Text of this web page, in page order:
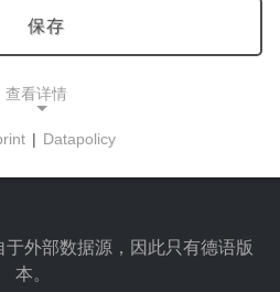
从漫长的迪斯科之夜和冬季的
的戏剧之夜。在这个网页上，我
供了
在那里你可以毫不费力地把夜晚变
供所有的重要日期和有关活动
庆祝活动充满乐趣
外部数据源，因此只有德语版
本。
保存
查看详情
| Datapolicy